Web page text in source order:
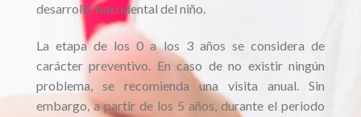
desarrollo bucodental del niño.
La etapa de los 0 a los 3 años se considera de
carácter preventivo. En caso de no existir ningún
problema, se recomienda una visita anual. Sin
embargo, a partir de los 5 años, durante el periodo